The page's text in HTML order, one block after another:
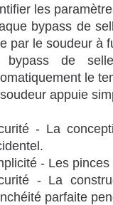
les
bypass de
par le soudeur à
bypass de
le
appuie
- La
- Les
- La
parfaite